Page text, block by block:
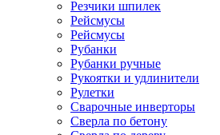
Резчики шпилек
Рейсмусы
Рейсмусы
Рубанки
Рубанки ручные
Рукоятки и удлинители
Рулетки
Сварочные инверторы
Сверла по бетону